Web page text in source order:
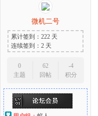
微机二号
累计签到：222 天
连续签到：2 天
0
主题
62
回帖
-4
积分